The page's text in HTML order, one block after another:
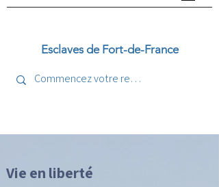
Esclaves de Fort-de-France
Vie en liberté